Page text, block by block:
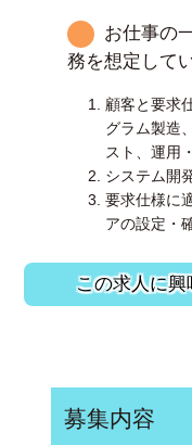
お仕事の
務を想定して
顧客と要求
グラム製造
スト、運用
システム開
要求仕様に
アの設定・
この求人に
募集内容